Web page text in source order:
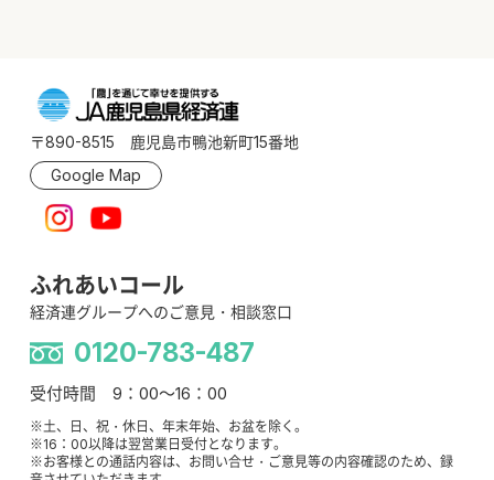
〒890-8515 鹿児島市鴨池新町15番地
Google Map
ふれあいコール
経済連グループへのご意見・相談窓口
0120-783-487
受付時間 9：00～16：00
※土、日、祝・休日、年末年始、お盆を除く。
※16：00以降は翌営業日受付となります。
※お客様との通話内容は、お問い合せ・ご意見等の内容確認のため、録